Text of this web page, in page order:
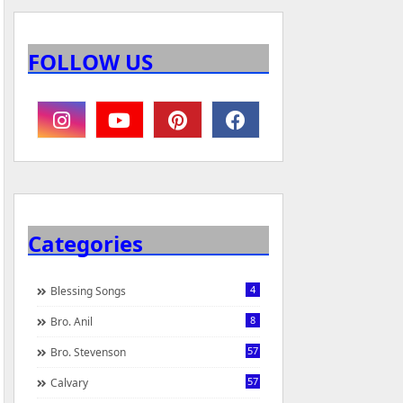
FOLLOW US
Categories
Blessing Songs 4
Bro. Anil 8
Bro. Stevenson 57
Calvary 57